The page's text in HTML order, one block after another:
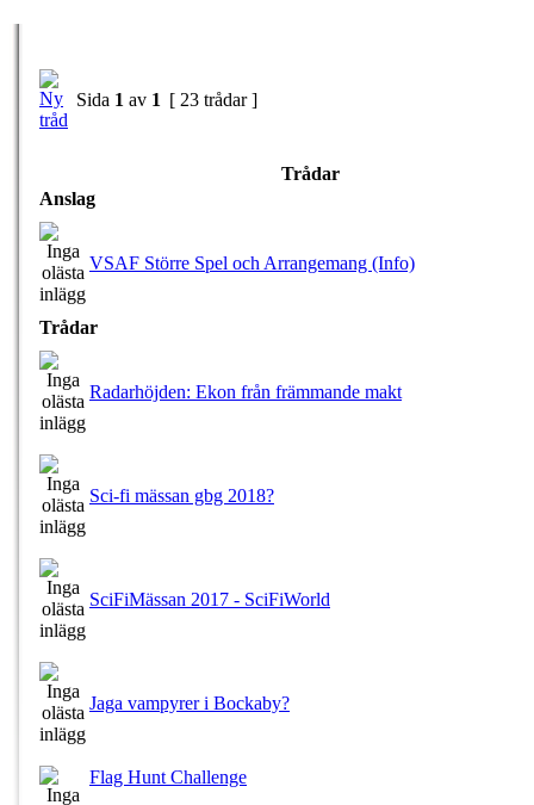
Sida 1 av 1 [ 23 trådar ]
Trådar
Anslag
VSAF Större Spel och Arrangemang (Info)
Trådar
Radarhöjden: Ekon från främmande makt
Sci-fi mässan gbg 2018?
SciFiMässan 2017 - SciFiWorld
Jaga vampyrer i Bockaby?
Flag Hunt Challenge